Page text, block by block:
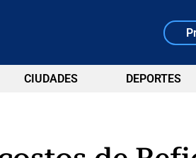
CIUDADES DEPORTES